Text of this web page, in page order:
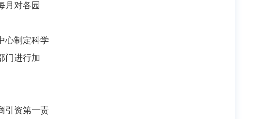
月对各园
心制定科学
门进行加
引资第一责